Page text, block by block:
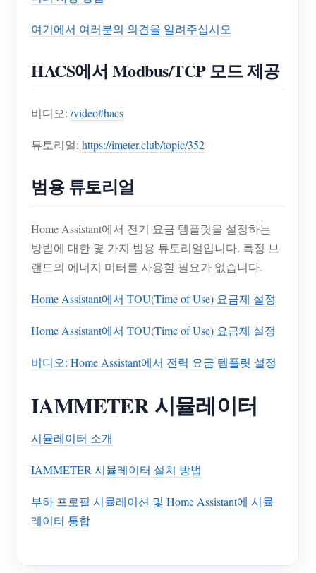
여기에서 여러분의 의견을 알려주십시오
HACS에서 Modbus/TCP 모드 제공
비디오: /video#hacs
튜토리얼: https://imeter.club/topic/352
범용 튜토리얼
Home Assistant에서 전기 요금 템플릿을 설정하는
방법에 대한 몇 가지 범용 튜토리얼입니다. 특정 브
랜드의 에너지 미터를 사용할 필요가 없습니다.
Home Assistant에서 TOU(Time of Use) 요금제 설정
Home Assistant에서 TOU(Time of Use) 요금제 설정
비디오: Home Assistant에서 전력 요금 템플릿 설정
IAMMETER 시뮬레이터
시뮬레이터 소개
IAMMETER 시뮬레이터 설치 방법
부하 프로필 시뮬레이션 및 Home Assistant에 시뮬
레이터 통합